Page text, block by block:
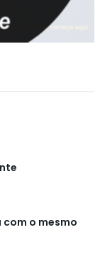
com o mesmo